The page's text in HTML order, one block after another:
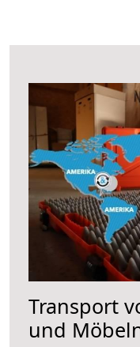
Transport
und